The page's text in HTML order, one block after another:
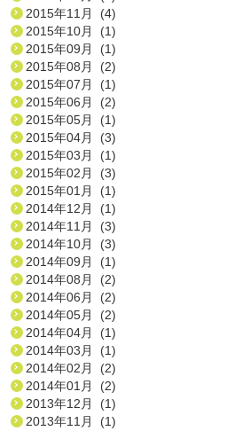
2015年11月 (4)
2015年10月 (1)
2015年09月 (1)
2015年08月 (2)
2015年07月 (1)
2015年06月 (2)
2015年05月 (1)
2015年04月 (3)
2015年03月 (1)
2015年02月 (3)
2015年01月 (1)
2014年12月 (1)
2014年11月 (3)
2014年10月 (3)
2014年09月 (1)
2014年08月 (2)
2014年06月 (2)
2014年05月 (2)
2014年04月 (1)
2014年03月 (1)
2014年02月 (2)
2014年01月 (2)
2013年12月 (1)
2013年11月 (1)